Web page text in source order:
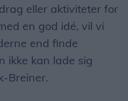
eller aktiviteter for
en god idé, vil vi
end finde
ikke kan lade sig
Breiner.